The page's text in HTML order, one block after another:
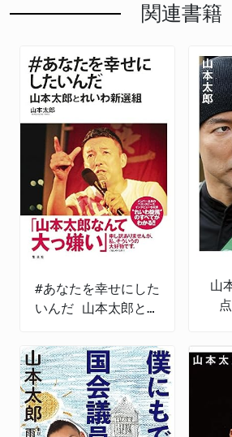
関連書籍
#あなたを幸せにした
いんだ 山本太郎とれ
山